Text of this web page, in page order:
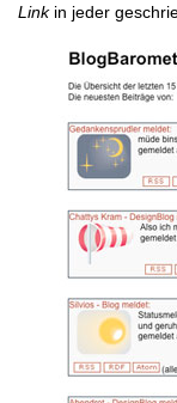
Linkin jeder